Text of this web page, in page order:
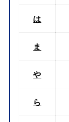
は
ま
や
ら